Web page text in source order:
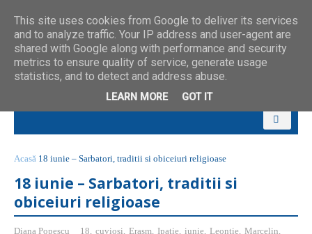
Acasă 18 iunie – Sarbatori, traditii si obiceiuri religioase
18 iunie – Sarbatori, traditii si
obiceiuri religioase
Diana Popescu 18, cuviosi, Erasm, Ipatie, iunie, Leontie, Marcelin,
This site uses cookies from Google to deliver its services
and to analyze traffic. Your IP address and user-agent are
shared with Google along with performance and security
metrics to ensure quality of service, generate usage
statistics, and to detect and address abuse.
LEARN MORE GOT IT